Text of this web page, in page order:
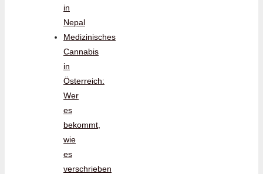
in
Nepal
Medizinisches
Cannabis
in
Österreich:
Wer
es
bekommt,
wie
es
verschrieben